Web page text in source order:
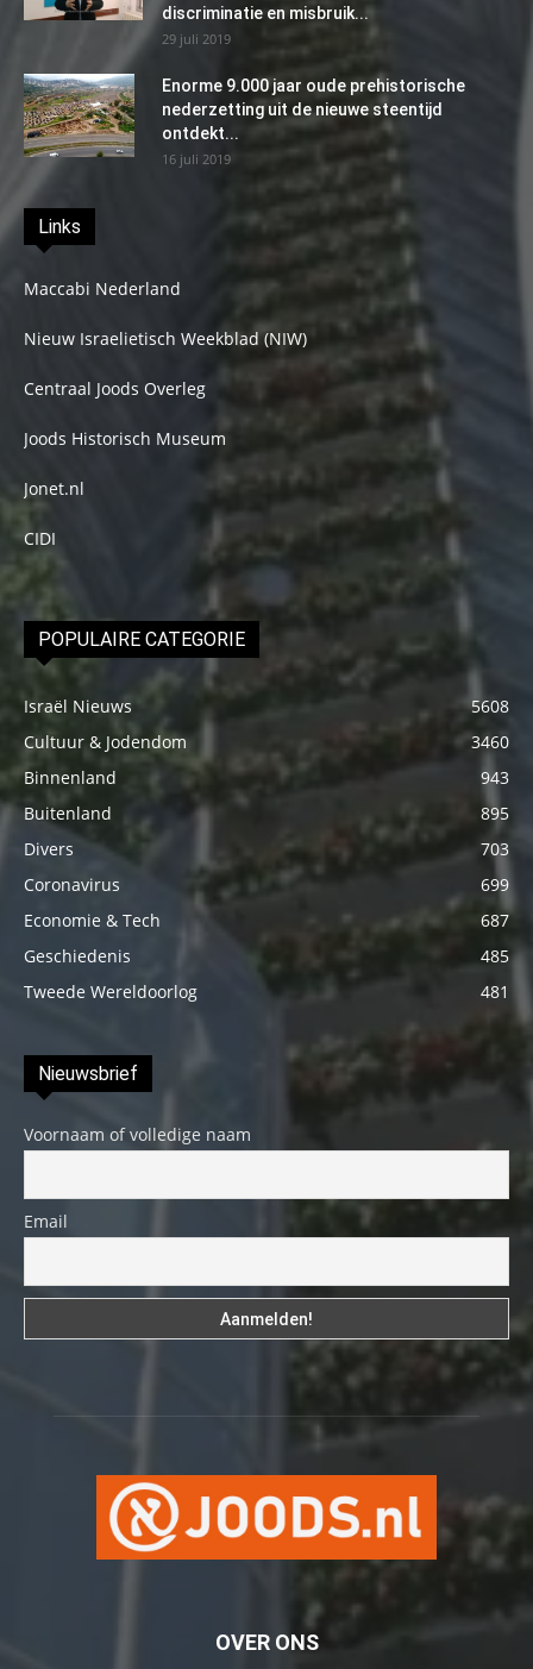
discriminatie en misbruik...
29 juli 2019
Enorme 9.000 jaar oude prehistorische
nederzetting uit de nieuwe steentijd
ontdekt...
16 juli 2019
Links
Maccabi Nederland
Nieuw Israelietisch Weekblad (NIW)
Centraal Joods Overleg
Joods Historisch Museum
Jonet.nl
CIDI
POPULAIRE CATEGORIE
Israël Nieuws
5608
Cultuur & Jodendom
3460
Binnenland
943
Buitenland
895
Divers
703
Coronavirus
699
Economie & Tech
687
Geschiedenis
485
Tweede Wereldoorlog
481
Nieuwsbrief
Voornaam of volledige naam
Email
OVER ONS